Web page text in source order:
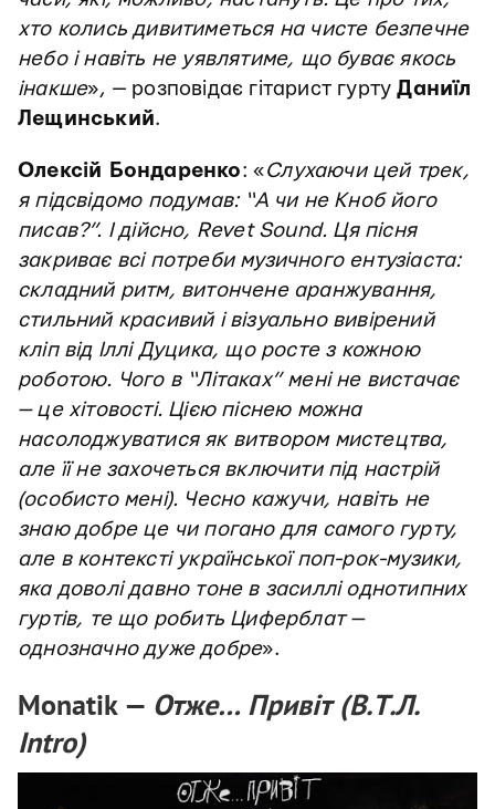
хто колись дивитиметься на чисте безпечне
небо і навіть не уявлятиме, що буває якось
інакше», — розповідає гітарист гуртуДаниїл
Лещинський.
Олексій Бондаренко: «Слухаючи цей трек,
я підсвідомо подумав: “А чи не Кноб його
писав?”. І дійсно, Revet Sound. Ця пісня
закриває всі потреби музичного ентузіаста:
складний ритм, витончене аранжування,
стильний красивий і візуально вивірений
кліп від Іллі Дуцика, що росте з кожною
роботою. Чого в “Літаках” мені не вистачає
— це хітовості. Цією піснею можна
насолоджуватися як витвором мистецтва,
але її не захочеться включити під настрій
(особисто мені). Чесно кажучи, навіть не
знаю добре це чи погано для самого гурту,
але в контексті української поп-рок-музики,
яка доволі давно тоне в засиллі однотипних
гуртів, те що робить Циферблат —
однозначно дуже добре».
Monatik — Отже… Привіт (В.Т.Л.
Intro)